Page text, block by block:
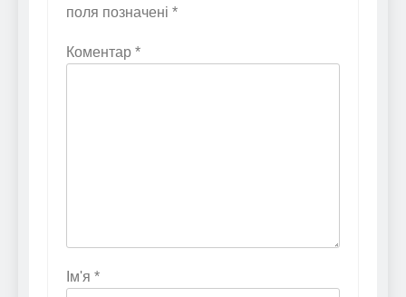
поля позначені *
Коментар *
Ім'я *